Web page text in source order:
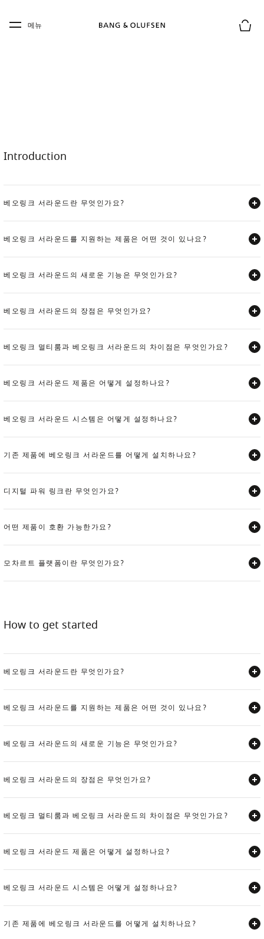
Skip to main footer
메뉴
Introduction
베오링크 서라운드란 무엇인가요?
Expand
베오링크 서라운드를 지원하는 제품은 어떤 것이 있나요?
Expand
베오링크 서라운드의 새로운 기능은 무엇인가요?
Expand
베오링크 서라운드의 장점은 무엇인가요?
Expand
베오링크 멀티룸과 베오링크 서라운드의 차이점은 무엇인가요?
Expand
베오링크 서라운드 제품은 어떻게 설정하나요?
Expand
베오링크 서라운드 시스템은 어떻게 설정하나요?
Expand
기존 제품에 베오링크 서라운드를 어떻게 설치하나요?
Expand
디지털 파워 링크란 무엇인가요?
Expand
어떤 제품이 호환 가능한가요?
Expand
모차르트 플랫폼이란 무엇인가요?
Expand
How to get started
베오링크 서라운드란 무엇인가요?
Expand
베오링크 서라운드를 지원하는 제품은 어떤 것이 있나요?
Expand
베오링크 서라운드의 새로운 기능은 무엇인가요?
Expand
베오링크 서라운드의 장점은 무엇인가요?
Expand
베오링크 멀티룸과 베오링크 서라운드의 차이점은 무엇인가요?
Expand
베오링크 서라운드 제품은 어떻게 설정하나요?
Expand
베오링크 서라운드 시스템은 어떻게 설정하나요?
Expand
기존 제품에 베오링크 서라운드를 어떻게 설치하나요?